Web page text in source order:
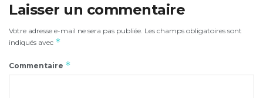
Laisser un commentaire
Votre adresse e-mail ne sera pas publiée. Les champs obligatoires sont
indiqués avec *
Commentaire *